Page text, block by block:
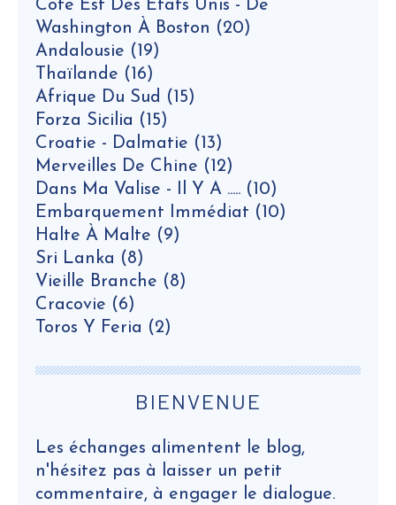
Cote Est Des Etats Unis - De
Washington À Boston (20)
Andalousie (19)
Thaïlande (16)
Afrique Du Sud (15)
Forza Sicilia (15)
Croatie - Dalmatie (13)
Merveilles De Chine (12)
Dans Ma Valise - Il Y A ..... (10)
Embarquement Immédiat (10)
Halte À Malte (9)
Sri Lanka (8)
Vieille Branche (8)
Cracovie (6)
Toros Y Feria (2)
BIENVENUE
Les échanges alimentent le blog,
n'hésitez pas à laisser un petit
commentaire, à engager le dialogue.